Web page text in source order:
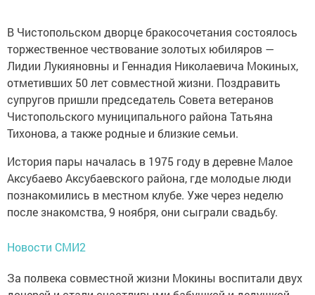
В Чистопольском дворце бракосочетания состоялось
торжественное чествование золотых юбиляров —
Лидии Лукияновны и Геннадия Николаевича Мокиных,
отметивших 50 лет совместной жизни. Поздравить
супругов пришли председатель Совета ветеранов
Чистопольского муниципального района Татьяна
Тихонова, а также родные и близкие семьи.
История пары началась в 1975 году в деревне Малое
Аксубаево Аксубаевского района, где молодые люди
познакомились в местном клубе. Уже через неделю
после знакомства, 9 ноября, они сыграли свадьбу.
Новости СМИ2
За полвека совместной жизни Мокины воспитали двух